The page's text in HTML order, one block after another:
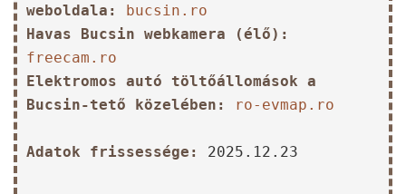
weboldala:
bucsin.ro
Havas Bucsin webkamera (élő):
freecam.ro
Elektromos autó töltőállomások a
Bucsin-tető közelében:
ro-evmap.ro
Adatok frissessége: 2025.12.23